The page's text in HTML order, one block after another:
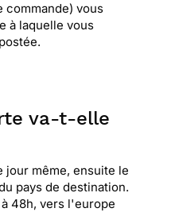
commande) vous
à laquelle vous
va-t-elle
jour même, ensuite le
pays de destination.
48h, vers l'europe